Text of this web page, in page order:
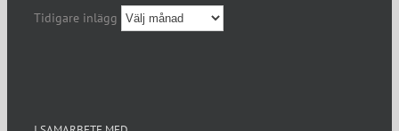
Tidigare inlägg